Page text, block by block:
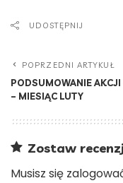
UDOSTĘPNIJ
POPRZEDNI ARTYKUŁ
PODSUMOWANIE
– MIESIĄC LUTY
Zostaw
Musisz się